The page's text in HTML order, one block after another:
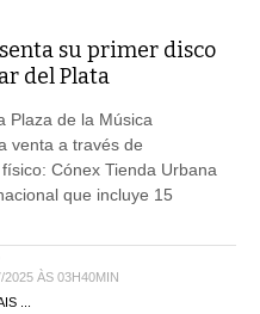
su primer disco
del Plata
Plaza de la Música
venta a través de
Cónex Tienda Urbana
que incluye 15
2025 ÀS 03H40MIN
...